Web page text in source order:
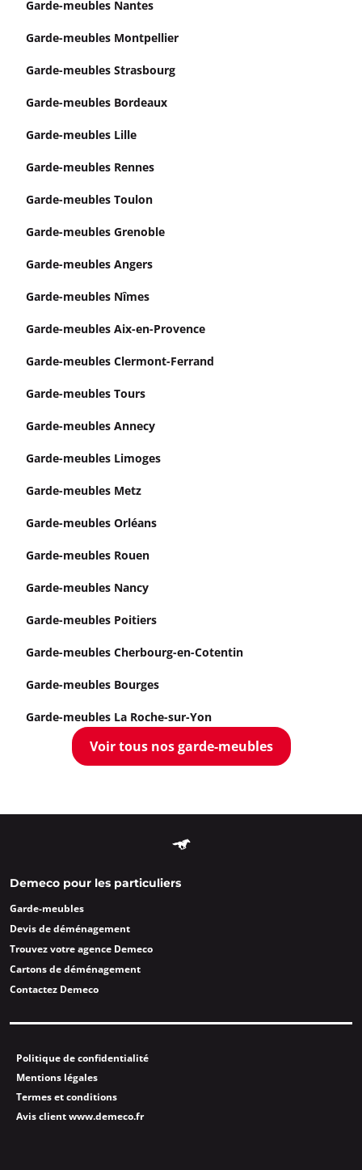
Garde-meubles Nantes
Garde-meubles Montpellier
Garde-meubles Strasbourg
Garde-meubles Bordeaux
Garde-meubles Lille
Garde-meubles Rennes
Garde-meubles Toulon
Garde-meubles Grenoble
Garde-meubles Angers
Garde-meubles Nîmes
Garde-meubles Aix-en-Provence
Garde-meubles Clermont-Ferrand
Garde-meubles Tours
Garde-meubles Annecy
Garde-meubles Limoges
Garde-meubles Metz
Garde-meubles Orléans
Garde-meubles Rouen
Garde-meubles Nancy
Garde-meubles Poitiers
Garde-meubles Cherbourg-en-Cotentin
Garde-meubles Bourges
Garde-meubles La Roche-sur-Yon
Voir tous nos garde-meubles
Demeco pour les particuliers
Garde-meubles
Devis de déménagement
Trouvez votre agence Demeco
Cartons de déménagement
Contactez Demeco
Politique de confidentialité
Mentions légales
Termes et conditions
Avis client www.demeco.fr